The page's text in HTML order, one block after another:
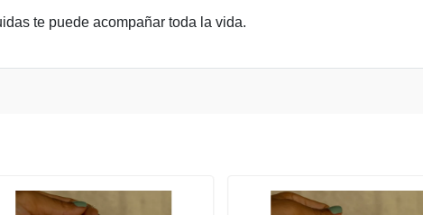
te puede acompañar toda la vida.